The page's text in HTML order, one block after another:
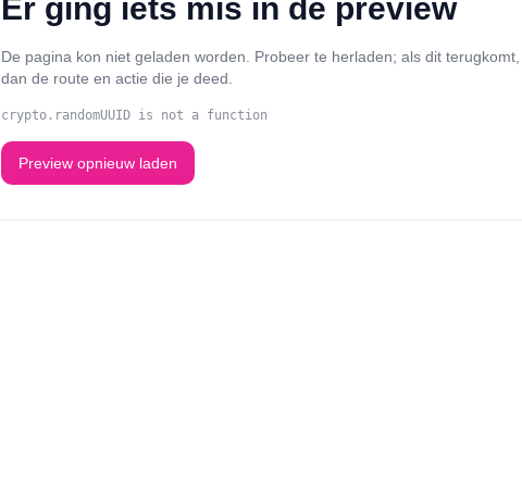
Er ging iets mis in de preview
De pagina kon niet geladen worden. Probeer te herladen; als dit
dan de route en actie die je deed.
crypto.randomUUID is not a function
Preview opnieuw laden